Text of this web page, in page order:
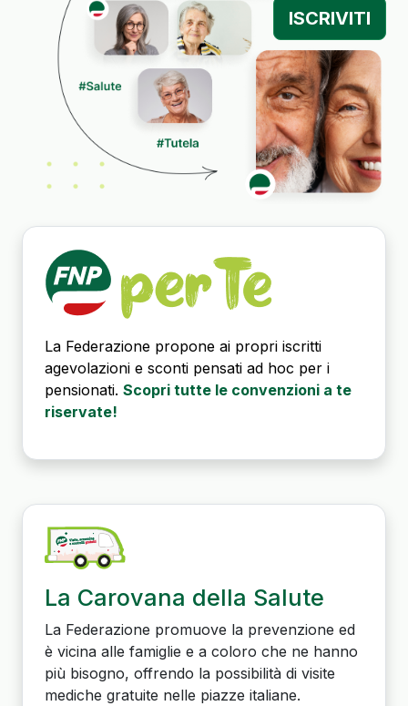
ISCRIVITI
La Federazione propone ai propri iscritti
agevolazioni e sconti pensati ad hoc per i
pensionati. Scopri tutte le convenzioni a te
riservate!
La Carovana della Salute
La Federazione promuove la prevenzione ed
è vicina alle famiglie e a coloro che ne hanno
più bisogno, offrendo la possibilità di visite
mediche gratuite nelle piazze italiane.